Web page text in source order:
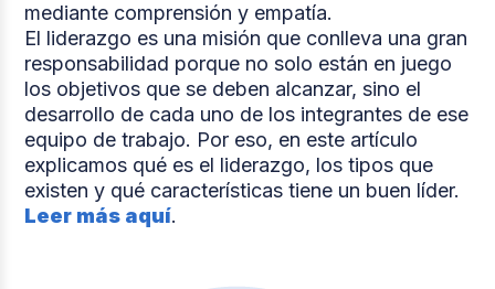
mediante comprensión y empatía.
El liderazgo es una misión que conlleva una gran
responsabilidad porque no solo están en juego
los objetivos que se deben alcanzar, sino el
desarrollo de cada uno de los integrantes de ese
equipo de trabajo. Por eso, en este artículo
explicamos qué es el liderazgo, los tipos que
existen y qué características tiene un buen líder.
Leer más aquí.